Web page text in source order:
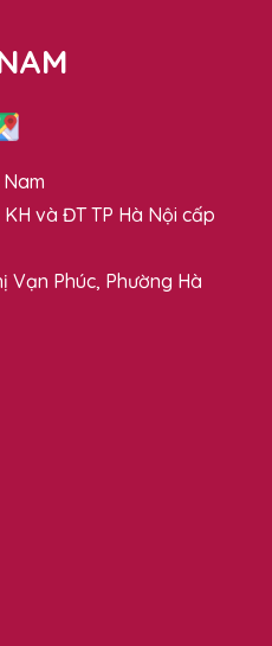
và ĐT TP Hà Nội cấp
Vạn Phúc, Phường Hà